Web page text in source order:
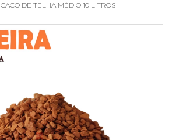
CACO DE TELHA MÉDIO 10 LITROS